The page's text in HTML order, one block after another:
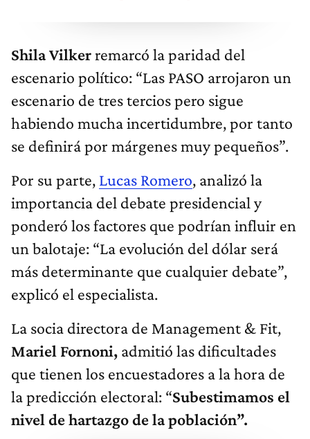
Shila Vilkerremarcó la paridad del
escenario político: “Las PASO arrojaron un
escenario de tres tercios pero sigue
habiendo mucha incertidumbre, por tanto
se definirá por márgenes muy pequeños”.
Por su parte, Lucas Romero, analizó la
importancia del debate presidencial y
ponderó los factores que podrían influir en
un balotaje: “La evolución del dólar será
más determinante que cualquier debate”,
explicó el especialista.
La socia directora de Management & Fit,
Mariel Fornoni, admitió las dificultades
que tienen los encuestadores a la hora de
la predicción electoral: “Subestimamos el
nivel de hartazgo de la población”.